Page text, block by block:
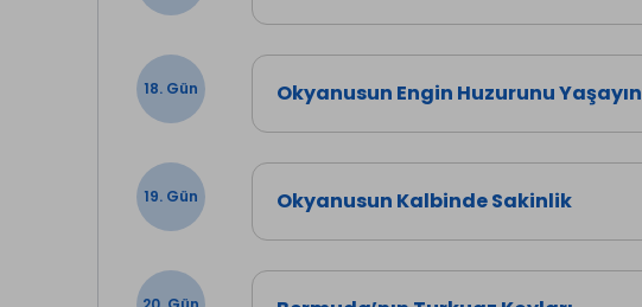
18. Gün Okyanusun Engin Huzurunu Yaşayın
19. Gün Okyanusun Kalbinde Sakinlik